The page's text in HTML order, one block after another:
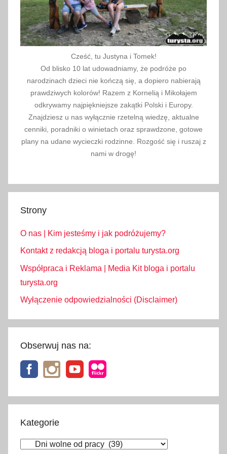
Cześć, tu Justyna i Tomek!
Od blisko 10 lat udowadniamy, że podróże po
narodzinach dzieci nie kończą się, a dopiero nabierają
prawdziwych kolorów! Razem z Kornelią i Mikołajem
odkrywamy najpiękniejsze zakątki Polski i Europy.
Znajdziesz u nas wyłącznie rzetelną wiedzę, aktualne
cenniki, poradniki o winietach oraz sprawdzone, gotowe
plany na udane wycieczki rodzinne. Rozgość się i ruszaj z
nami w drogę!
Strony
O nas | Kim jesteśmy i jak podróżujemy?
Kontakt z redakcją bloga i portalu turysta.org
Współpraca i Reklama | Media Kit bloga i portalu
turysta.org
Wyłączenie odpowiedzialności (Disclaimer)
Obserwuj nas na:
Kategorie
Kategorie